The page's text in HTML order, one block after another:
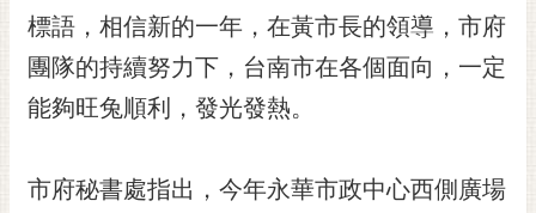
安
全
政
策
資
標語，相信新的一年，在黃市長的領導，市府
團隊的持續努力下，台南市在各個面向，一定
能夠旺兔順利，發光發熱。
市府秘書處指出，今年永華市政中心西側廣場